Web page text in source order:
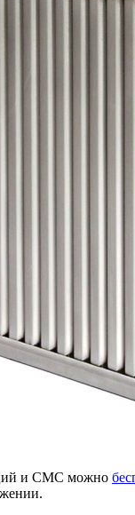
и СМС можно